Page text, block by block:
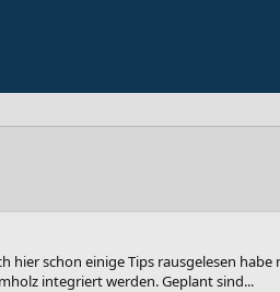
schon einige Tips rausgelesen
integriert werden. Geplant sind...